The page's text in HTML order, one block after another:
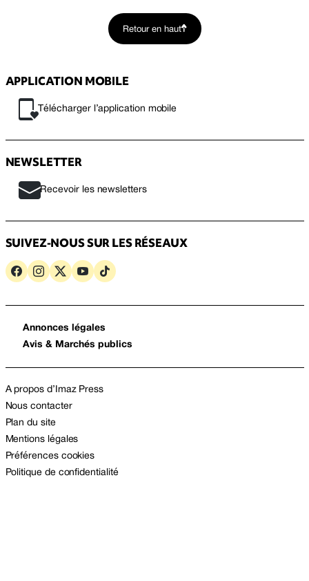
Retour en haut
APPLICATION MOBILE
Télécharger l’application mobile
NEWSLETTER
Recevoir les newsletters
SUIVEZ-NOUS SUR LES RÉSEAUX
Annonces légales
Avis & Marchés publics
A propos d’Imaz Press
Nous contacter
Plan du site
Mentions légales
Préférences cookies
Politique de confidentialité